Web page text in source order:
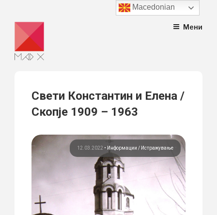
content
Мени
Свети Константин и Елена /
Скопје 1909 – 1963
12.03.2022 • Информации Истражување
Macedonian